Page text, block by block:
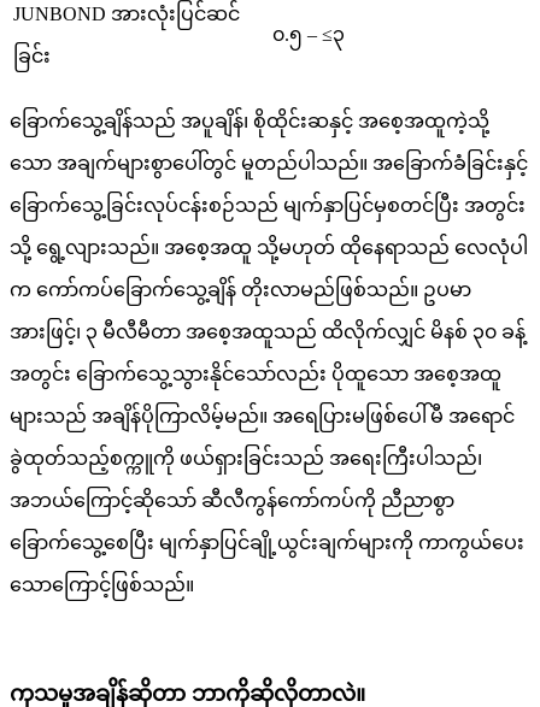
JUNBOND အားလုံးပြင်ဆင်
ခြင်း
၀.၅ – ≤၃
ခြောက်သွေ့ချိန်သည် အပူချိန်၊ စိုထိုင်းဆနှင့် အစေ့အထူကဲ့သို့
သော အချက်များစွာပေါ်တွင် မူတည်ပါသည်။ အခြောက်ခံခြင်းနှင့်
ခြောက်သွေ့ခြင်းလုပ်ငန်းစဉ်သည် မျက်နှာပြင်မှစတင်ပြီး အတွင်း
သို့ ရွေ့လျားသည်။ အစေ့အထူ သို့မဟုတ် ထိုနေရာသည် လေလုံပါ
က ကော်ကပ်ခြောက်သွေ့ချိန် တိုးလာမည်ဖြစ်သည်။ ဥပမာ
အားဖြင့်၊ ၃ မီလီမီတာ အစေ့အထူသည် ထိလိုက်လျှင် မိနစ် ၃၀ ခန့်
အတွင်း ခြောက်သွေ့သွားနိုင်သော်လည်း ပိုထူသော အစေ့အထူ
များသည် အချိန်ပိုကြာလိမ့်မည်။ အရေပြားမဖြစ်ပေါ်မီ အရောင်
ခွဲထုတ်သည့်စက္ကူကို ဖယ်ရှားခြင်းသည် အရေးကြီးပါသည်၊
အဘယ်ကြောင့်ဆိုသော် ဆီလီကွန်ကော်ကပ်ကို ညီညာစွာ
ခြောက်သွေ့စေပြီး မျက်နှာပြင်ချို့ယွင်းချက်များကို ကာကွယ်ပေး
သောကြောင့်ဖြစ်သည်။
ကုသမှုအချိန်ဆိုတာ ဘာကိုဆိုလိုတာလဲ။